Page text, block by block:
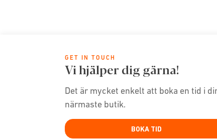
GET IN TOUCH
Vi hjälper dig gärna!
Det är mycket enkelt att boka en tid i
närmaste butik.
BOKA TID